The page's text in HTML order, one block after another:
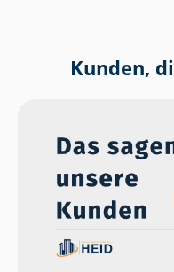
Kunden,